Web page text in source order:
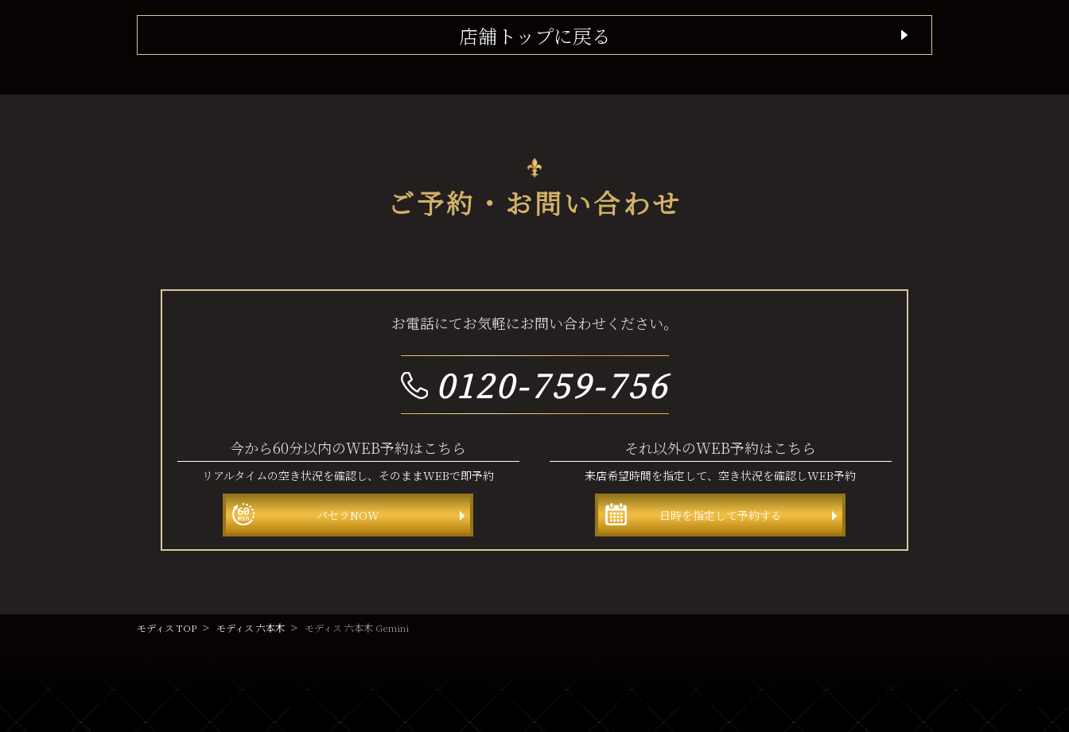
店舗トップに戻る
ご予約・お問い合わせ
お電話にてお気軽にお問い合わせください。
0120-759-756
今から60分以内のWEB予約はこちら
リアルタイムの空き状況を確認し、 そのままWEBで即予約
パセラNOW
それ以外のWEB予約はこちら
来店希望時間を指定して、空き状況を確認しWEB予約
日時を指定して予約する
モディス TOP モディス 六本木 モディス 六本木 Gemini